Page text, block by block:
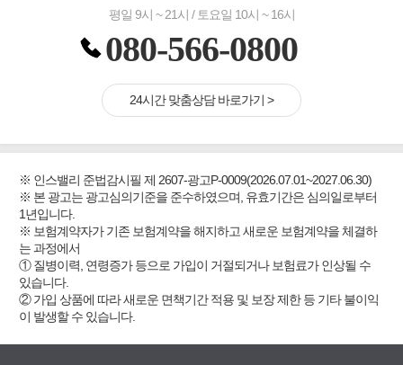
평일 9시 ~ 21시 / 토요일 10시 ~ 16시
080-566-0800
24시간 맞춤상담 바로가기 >
※ 인스밸리 준법감시필 제 2607-광고P-0009(2026.07.01~2027.06.30)
※ 본 광고는 광고심의기준을 준수하였으며, 유효기간은 심의일로부터
1년입니다.
※ 보험계약자가 기존 보험계약을 해지하고 새로운 보험계약을 체결하
는 과정에서
① 질병이력, 연령증가 등으로 가입이 거절되거나 보험료가 인상될 수
있습니다.
② 가입 상품에 따라 새로운 면책기간 적용 및 보장 제한 등 기타 불이익
이 발생할 수 있습니다.